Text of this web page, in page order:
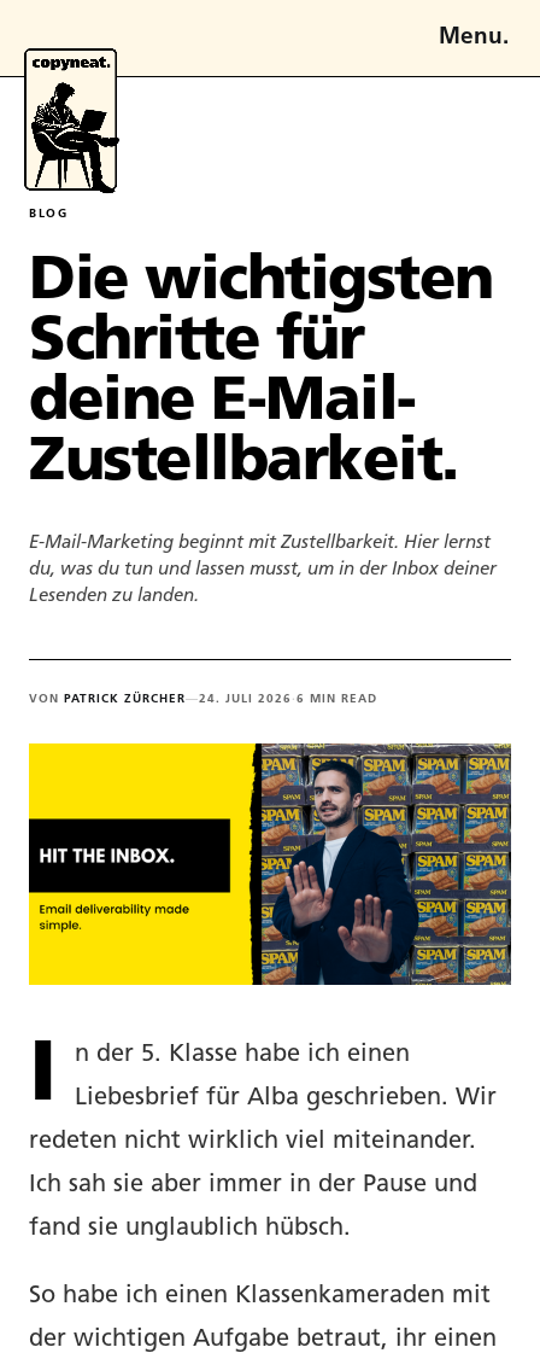
Menu.
BLOG
Die wichtigsten
Schritte für
deine E-Mail-
Zustellbarkeit.
E-Mail-Marketing beginnt mit Zustellbarkeit. Hier lernst
du, was du tun und lassen musst, um in der Inbox deiner
Lesenden zu landen.
VON PATRICK ZÜRCHER—24. JULI 2026 ·6 MIN READ
I
n der 5. Klasse habe ich einen
Liebesbrief für Alba geschrieben. Wir
redeten nicht wirklich viel miteinander.
Ich sah sie aber immer in der Pause und
fand sie unglaublich hübsch.
So habe ich einen Klassenkameraden mit
der wichtigen Aufgabe betraut, ihr einen